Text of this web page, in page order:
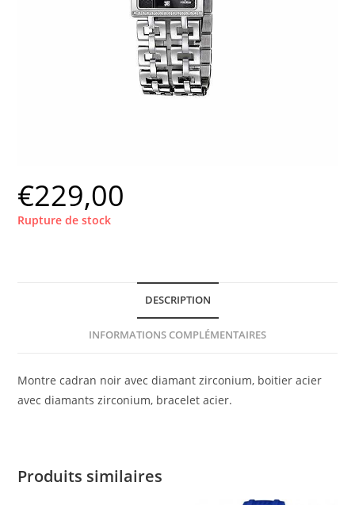
€229,00
Rupture de stock
DESCRIPTION
INFORMATIONS COMPLÉMENTAIRES
Montre cadran noir avec diamant zirconium, boitier acier
avec diamants zirconium, bracelet acier.
Produits similaires